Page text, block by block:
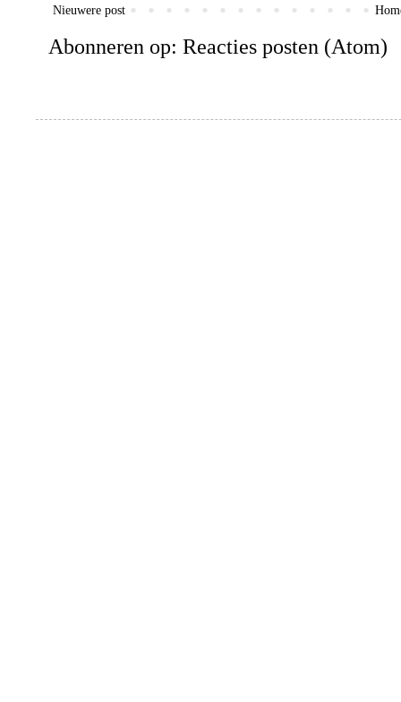
Nieuwere post
Abonneren op: Reacties posten (Atom)